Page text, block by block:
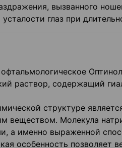
вызванного
глаз при
раствор, содержащий
структуре
Молекула
а именно выраженной
особенность